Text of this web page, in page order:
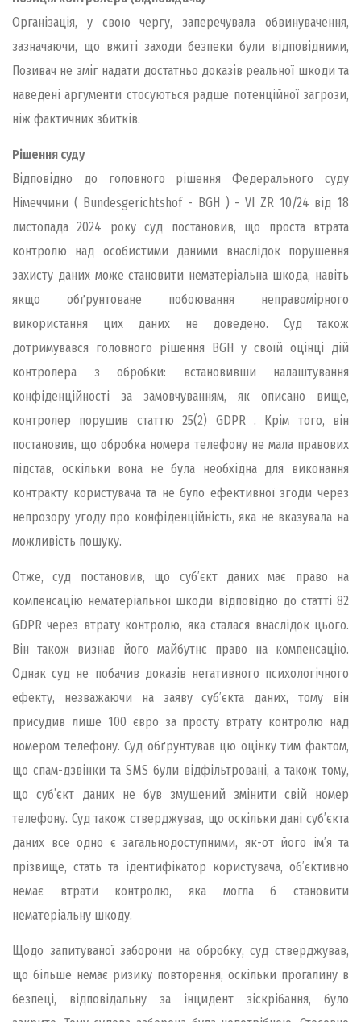
Органiзацiя, у свою чергу, заперечувала обвинувачення,
зазначаючи, що вжитi заходи безпеки були вiдповiдними,
Позивач не змiг надати достатньо доказiв реальної шкоди та
наведені аргументи стосуються радше потенцiйної загрози,
нiж фактичних збиткiв.
Рiшення суду
Відповідно до головного рішення Федерального суду
Німеччини ( Bundesgerichtshof - BGH ) - VI ZR 10/24 від 18
листопада 2024 року суд постановив, що проста втрата
контролю над особистими даними внаслідок порушення
захисту даних може становити нематеріальна шкода, навіть
якщо обґрунтоване побоювання неправомірного
використання цих даних не доведено. Суд також
дотримувався головного рішення BGH у своїй оцінці дій
контролера з обробки: встановивши налаштування
конфіденційності за замовчуванням, як описано вище,
контролер порушив статтю 25(2) GDPR . Крім того, він
постановив, що обробка номера телефону не мала правових
підстав, оскільки вона не була необхідна для виконання
контракту користувача та не було ефективної згоди через
непрозору угоду про конфіденційність, яка не вказувала на
можливість пошуку.
Отже, суд постановив, що суб’єкт даних має право на
компенсацію нематеріальної шкоди відповідно до статті 82
GDPR через втрату контролю, яка сталася внаслідок цього.
Він також визнав його майбутнє право на компенсацію.
Однак суд не побачив доказів негативного психологічного
ефекту, незважаючи на заяву суб’єкта даних, тому він
присудив лише 100 євро за просту втрату контролю над
номером телефону. Суд обґрунтував цю оцінку тим фактом,
що спам-дзвінки та SMS були відфільтровані, а також тому,
що суб’єкт даних не був змушений змінити свій номер
телефону. Суд також стверджував, що оскільки дані суб’єкта
даних все одно є загальнодоступними, як-от його ім’я та
прізвище, стать та ідентифікатор користувача, об’єктивно
немає втрати контролю, яка могла б становити
нематеріальну шкоду.
Щодо запитуваної заборони на обробку, суд стверджував,
що більше немає ризику повторення, оскільки прогалину в
безпеці, відповідальну за інцидент зіскрібання, було